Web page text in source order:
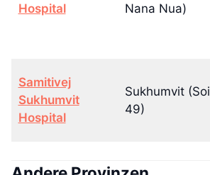
Hospital
Nana Nua)
Samitivej
Sukhumvit
Hospital
Sukhumvit (Soi
49)